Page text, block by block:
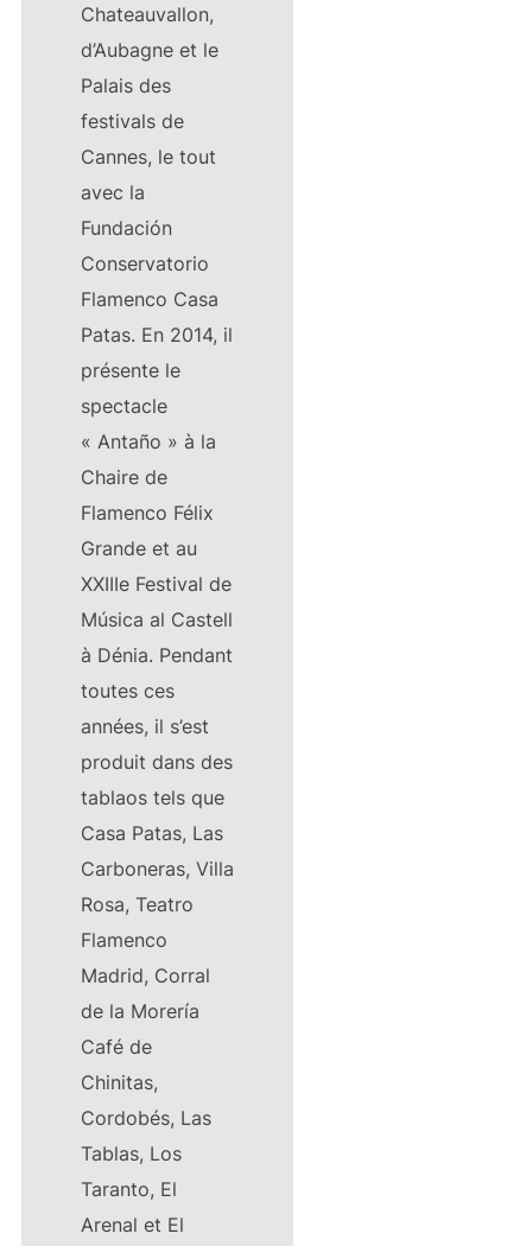
Chateauvallon,
d’Aubagne et le
Palais des
festivals de
Cannes, le tout
avec la
Fundación
Conservatorio
Flamenco Casa
Patas. En 2014, il
présente le
spectacle
« Antaño » à la
Chaire de
Flamenco Félix
Grande et au
XXIIIe Festival de
Música al Castell
à Dénia. Pendant
toutes ces
années, il s’est
produit dans des
tablaos tels que
Casa Patas, Las
Carboneras, Villa
Rosa, Teatro
Flamenco
Madrid, Corral
de la Morería
Café de
Chinitas,
Cordobés, Las
Tablas, Los
Taranto, El
Arenal et El